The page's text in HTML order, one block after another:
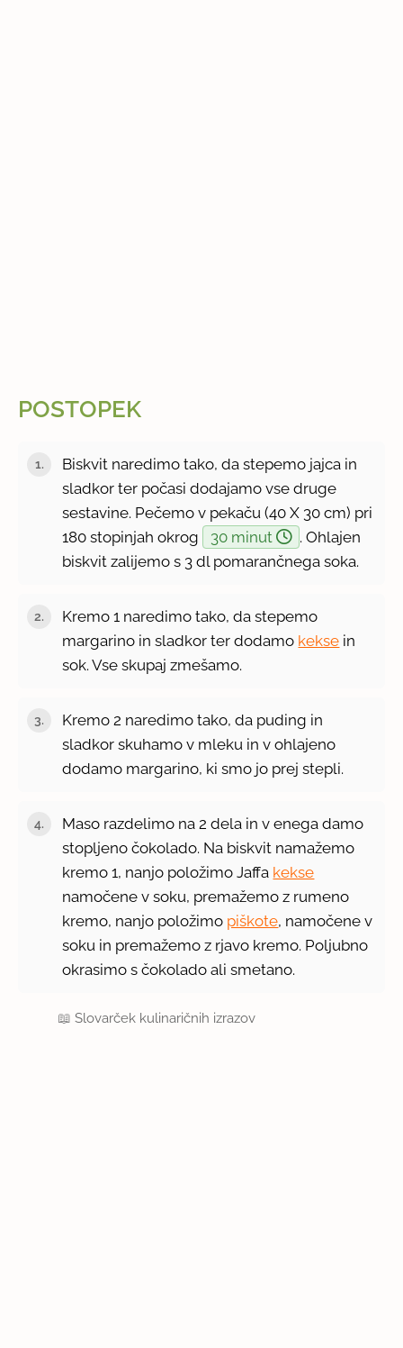
POSTOPEK
Biskvit naredimo tako, da stepemo jajca in
sladkor ter počasi dodajamo vse druge
sestavine. Pečemo v pekaču (40 X 30 cm) pri
180 stopinjah okrog
30 minut
. Ohlajen
biskvit zalijemo s 3 dl pomarančnega soka.
Kremo 1 naredimo tako, da stepemo
margarino in sladkor ter dodamo kekse in
sok. Vse skupaj zmešamo.
Kremo 2 naredimo tako, da puding in
sladkor skuhamo v mleku in v ohlajeno
dodamo margarino, ki smo jo prej stepli.
Maso razdelimo na 2 dela in v enega damo
stopljeno čokolado. Na biskvit namažemo
kremo 1, nanjo položimo Jaffa kekse
namočene v soku, premažemo z rumeno
kremo, nanjo položimo piškote, namočene v
soku in premažemo z rjavo kremo. Poljubno
okrasimo s čokolado ali smetano.
📖Slovarček kulinaričnih izrazov